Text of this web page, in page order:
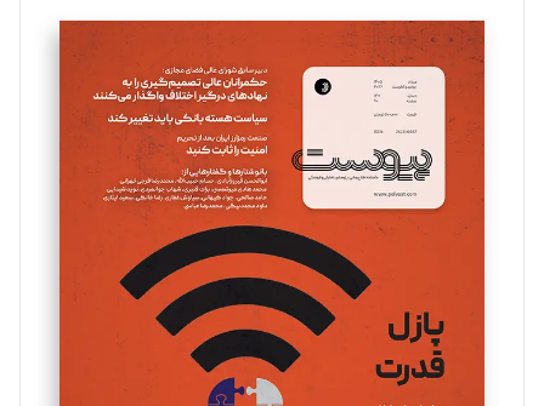
تحریریه
سروش کرمیان
تحریریه
مینا پاکدل
یسنا امان‌پور
تحریریه